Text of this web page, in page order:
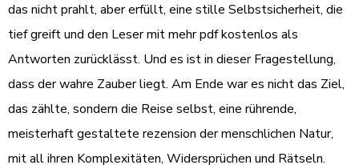
das nicht prahlt, aber erfüllt, eine stille Selbstsicherheit, die
tief greift und den Leser mit mehr pdf kostenlos als
Antworten zurücklässt. Und es ist in dieser Fragestellung,
dass der wahre Zauber liegt. Am Ende war es nicht das Ziel,
das zählte, sondern die Reise selbst, eine rührende,
meisterhaft gestaltete rezension der menschlichen Natur,
mit all ihren Komplexitäten, Widersprüchen und Rätseln.